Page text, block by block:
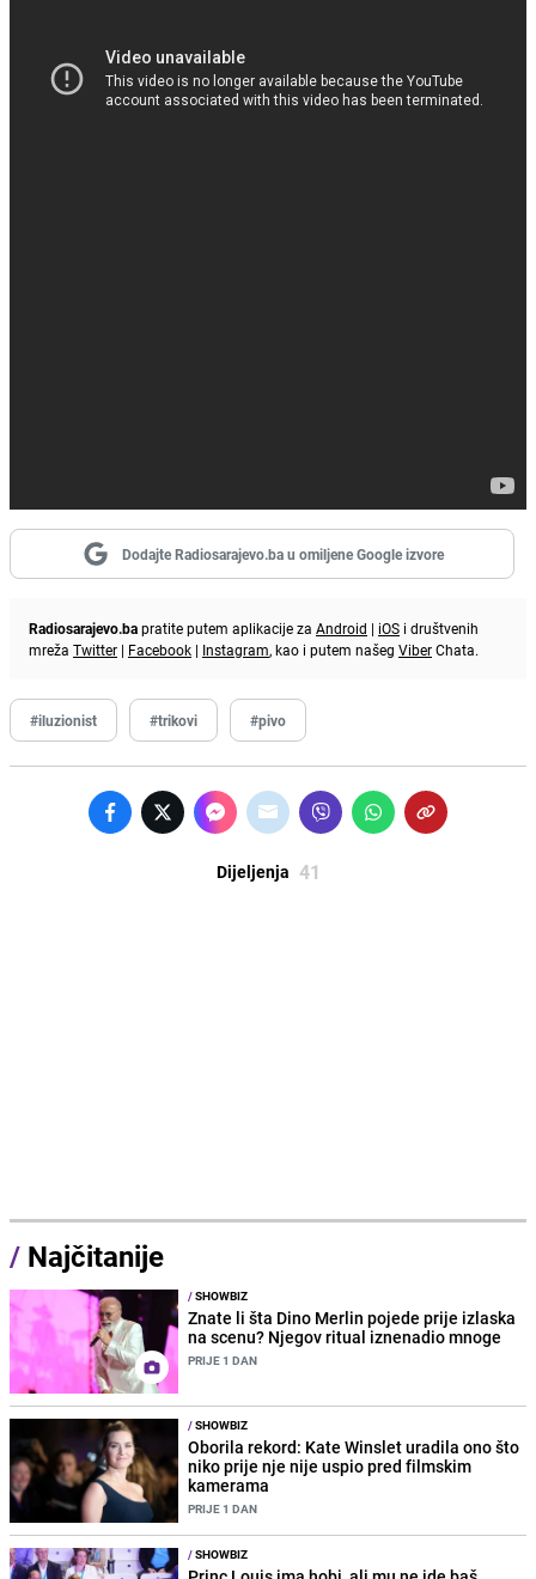
Dodajte Radiosarajevo.ba u omiljene Google izvore
Radiosarajevo.bapratite putem aplikacije za Android | iOS i društvenih
mreža Twitter | Facebook | Instagram, kao i putem našeg ViberChata.
#iluzionist #trikovi #pivo
Dijeljenja 41
/ Najčitanije
/SHOWBIZ
Znate li šta Dino Merlin pojede prije izlaska
na scenu? Njegov ritual iznenadio mnoge
PRIJE 1 DAN
/SHOWBIZ
Oborila rekord: Kate Winslet uradila ono što
niko prije nje nije uspio pred filmskim
kamerama
PRIJE 1 DAN
/SHOWBIZ